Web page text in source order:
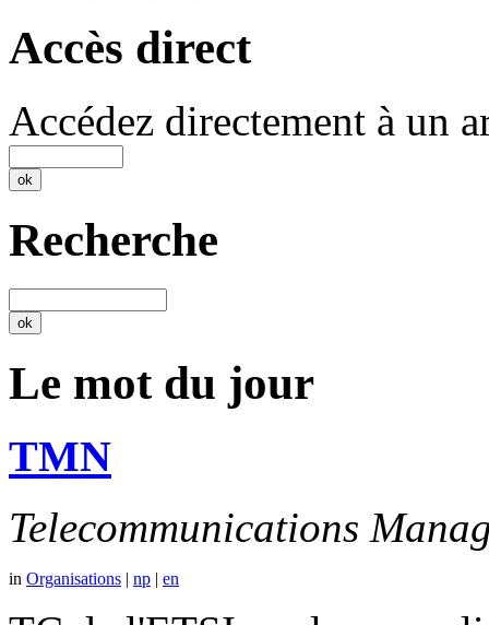
Accès direct
Accédez directement à un
Recherche
Le mot du jour
TMN
Telecommunications
in Organisations | np | en